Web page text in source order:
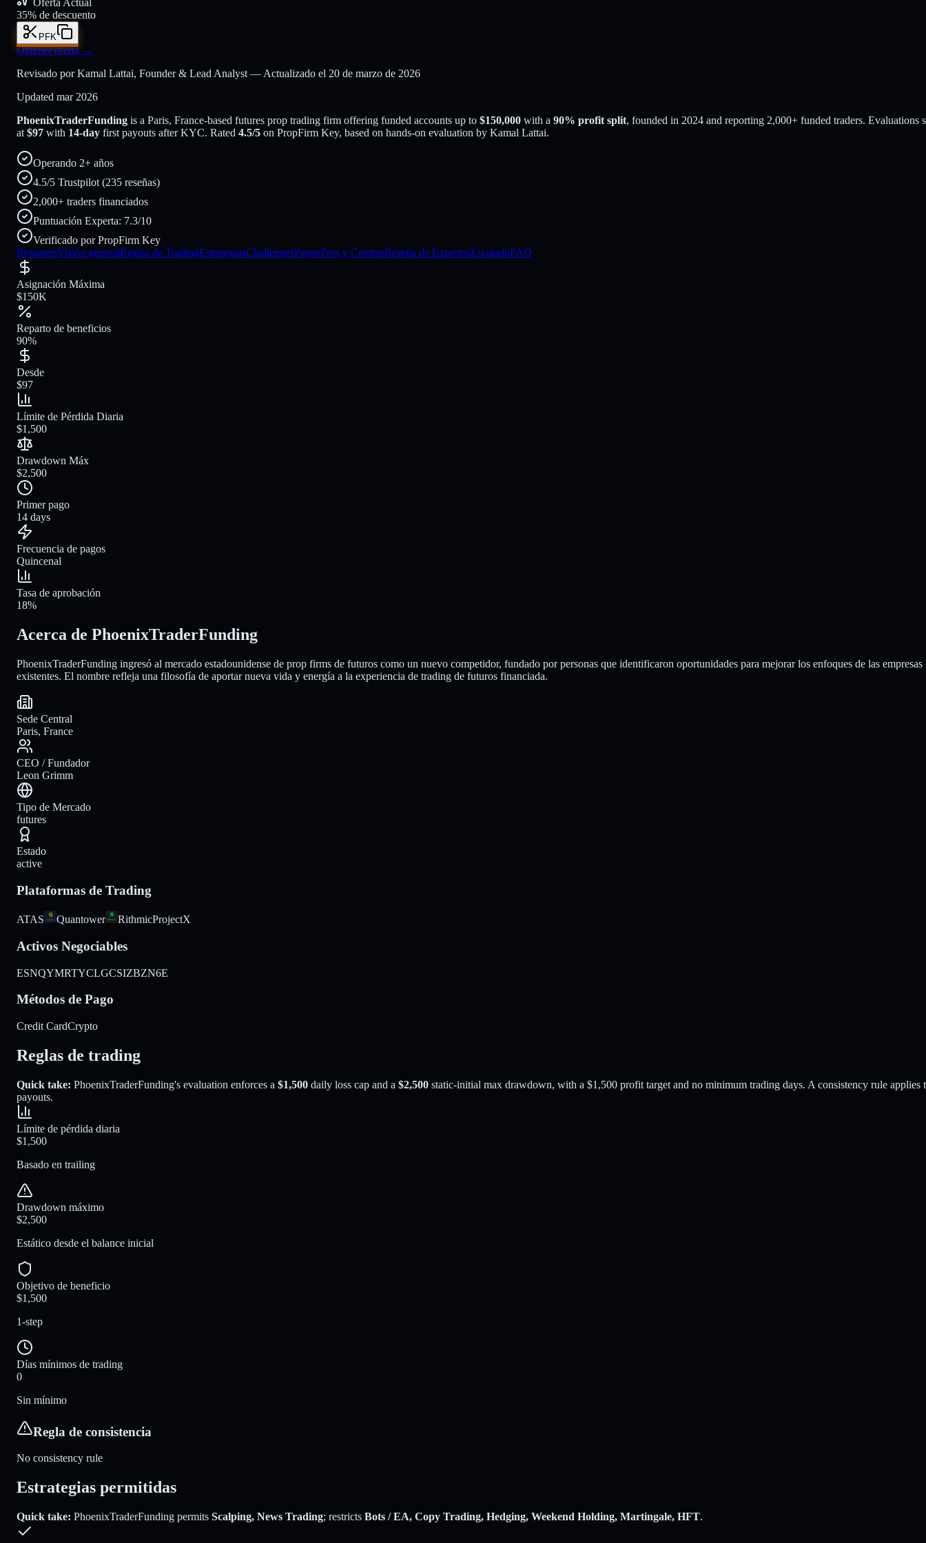
Oferta Actual
35% de descuento
PFK
Obtener oferta →
Revisado por Kamal Lattai, Founder & Lead Analyst — Actualizado el 20 de marzo de 2026
Updated mar 2026
PhoenixTraderFunding is a Paris, France-based futures prop trading firm offering funded accounts up to $150,000 with a 90% profit split, founded in 2024 and reporting 2,000+ funded traders. Evaluations
at $97 with 14-day first payouts after KYC. Rated 4.5/5 on PropFirm Key, based on hands-on evaluation by Kamal Lattai.
Operando 2+ años
4.5/5 Trustpilot (235 reseñas)
2,000+ traders financiados
Puntuación Experta: 7.3/10
Verificado por PropFirm Key
ResumenVisión generalReglas de TradingEstrategiasChallengesPagosPros y ContrasReseña de ExpertosEscaladoFAQ
Asignación Máxima
$150K
Reparto de beneficios
90%
Desde
$97
Límite de Pérdida Diaria
$1,500
Drawdown Máx
$2,500
Primer pago
14 days
Frecuencia de pagos
Quincenal
Tasa de aprobación
18%
Acerca de PhoenixTraderFunding
PhoenixTraderFunding ingresó al mercado estadounidense de prop firms de futuros como un nuevo competidor, fundado por personas que identificaron oportunidades para mejorar los enfoques de las empresas
existentes. El nombre refleja una filosofía de aportar nueva vida y energía a la experiencia de trading de futuros financiada.
Sede Central
Paris, France
CEO / Fundador
Leon Grimm
Tipo de Mercado
futures
Estado
active
Plataformas de Trading
ATAS Quantower RithmicProjectX
Activos Negociables
ESNQYMRTYCLGCSIZBZN6E
Métodos de Pago
Credit CardCrypto
Reglas de trading
Quick take: PhoenixTraderFunding's evaluation enforces a $1,500 daily loss cap and a $2,500 static-initial max drawdown, with a $1,500 profit target and no minimum trading days. A consistency rule applies
payouts.
Límite de pérdida diaria
$1,500
Basado en trailing
Drawdown máximo
$2,500
Estático desde el balance inicial
Objetivo de beneficio
$1,500
1-step
Días mínimos de trading
0
Sin mínimo
Regla de consistencia
No consistency rule
Estrategias permitidas
Quick take: PhoenixTraderFunding permits Scalping, News Trading; restricts Bots / EA, Copy Trading, Hedging, Weekend Holding, Martingale, HFT.